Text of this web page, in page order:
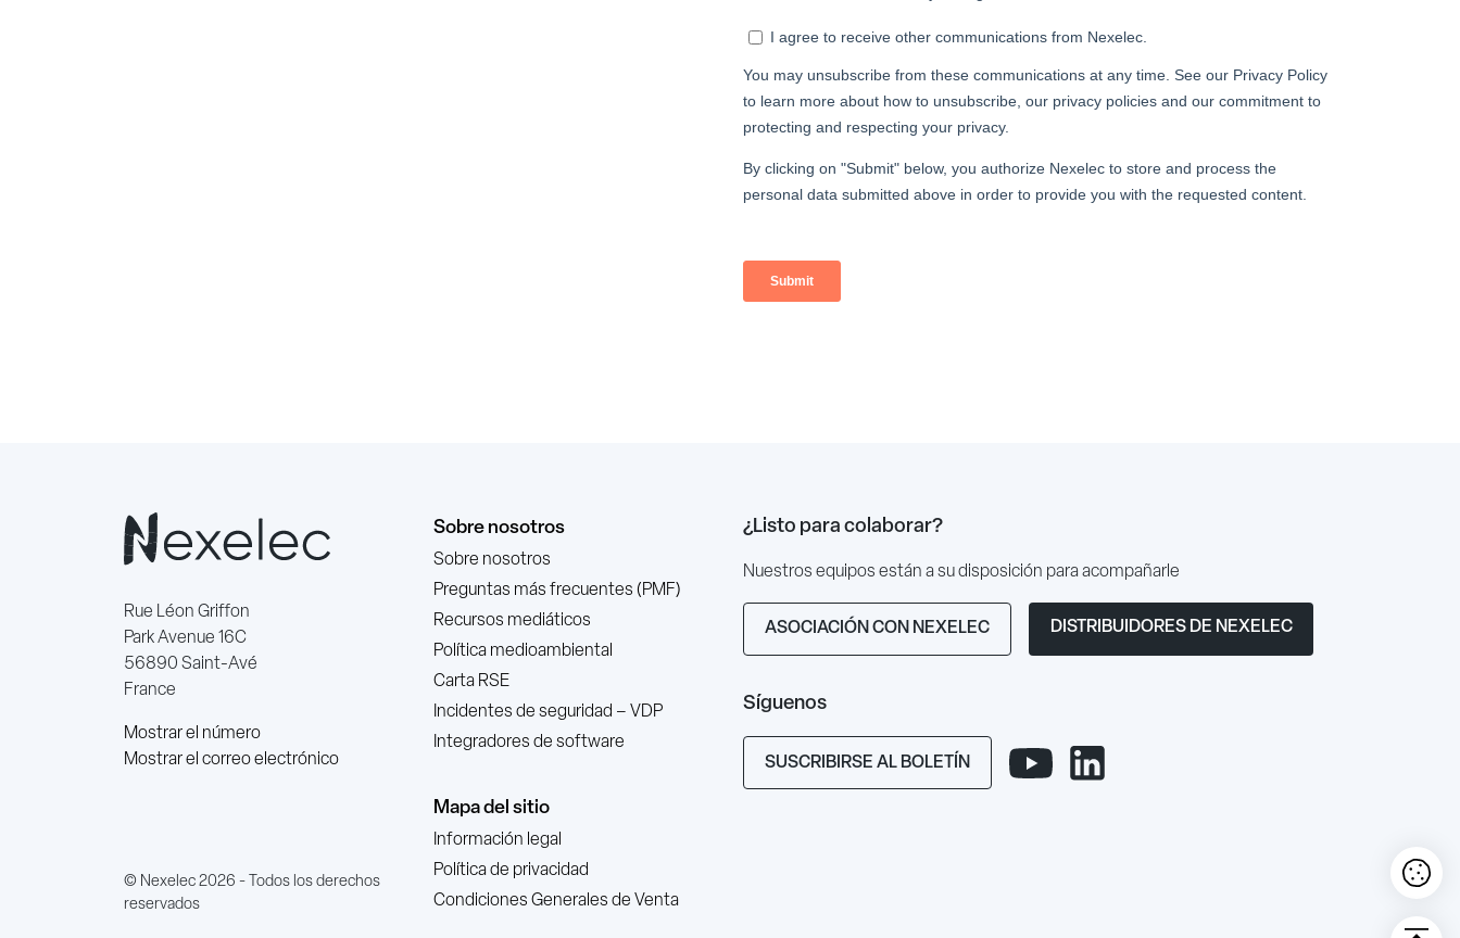
Rue Léon Griffon
Park Avenue 16C
56890 Saint-Avé
France
Mostrar el número
Mostrar el correo electrónico
© Nexelec 2026 - Todos los derechos
reservados
Sobre nosotros
Sobre nosotros
Preguntas más frecuentes (PMF)
Recursos mediáticos
Política medioambiental
Carta RSE
Incidentes de seguridad – VDP
Integradores de software
Mapa del sitio
Información legal
Política de privacidad
Condiciones Generales de Venta
¿Listo para colaborar?
Nuestros equipos están a su disposición para acompañarle
ASOCIACIÓN CON NEXELEC DISTRIBUIDORES DE NEXELEC
Síguenos
SUSCRIBIRSE AL BOLETÍN